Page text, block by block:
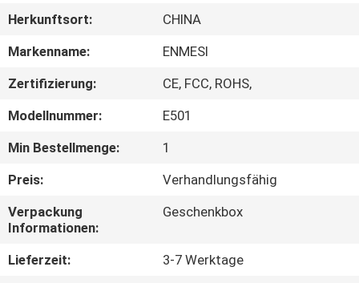
UNS
AUSFLUG
QUALITÄTSKONTROLLE
NACHRICHTEN
FÄLLE
Herkunftsort:
CHINA
Markenname:
ENMESI
Zertifizierung:
CE, FCC, ROHS,
Modellnummer:
E501
Min Bestellmenge:
1
Preis:
Verhandlungsfähig
Verpackung
Informationen:
Geschenkbox
Lieferzeit:
3-7 Werktage